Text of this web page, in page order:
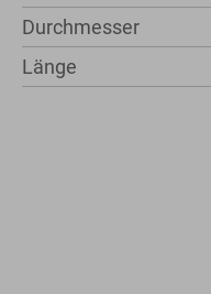
Durchmesser
Länge